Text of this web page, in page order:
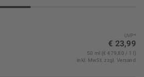
UVP*
€ 23,99
50 ml (€ 479,80 / 1 l)
inkl. MwSt.zzgl. Versand